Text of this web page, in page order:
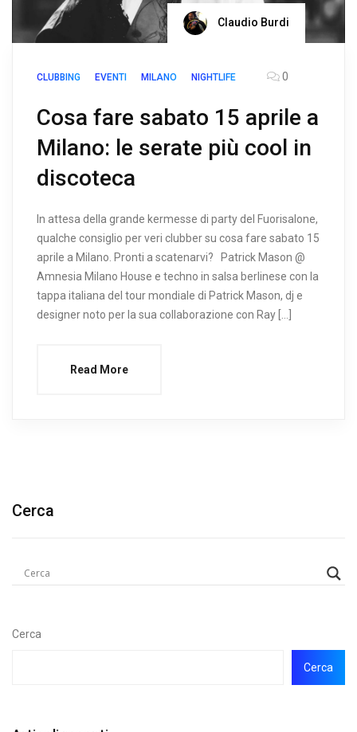
Claudio Burdi
CLUBBING EVENTI MILANO NIGHTLIFE 0
Cosa fare sabato 15 aprile a
Milano: le serate più cool in
discoteca
In attesa della grande kermesse di party del Fuorisalone,
qualche consiglio per veri clubber su cosa fare sabato 15
aprile a Milano. Pronti a scatenarvi? Patrick Mason @
Amnesia Milano House e techno in salsa berlinese con la
tappa italiana del tour mondiale di Patrick Mason, dj e
designer noto per la sua collaborazione con Ray […]
Read More
Cerca
Cerca
Cerca